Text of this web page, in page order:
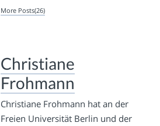
More Posts(26)
Christiane
Frohmann
Christiane Frohmann hat an der
Freien Universität Berlin und der